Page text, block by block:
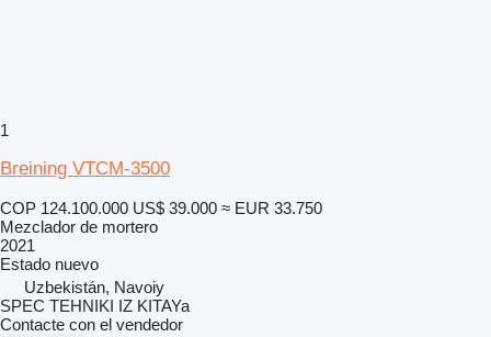
1
Breining VTCM-3500
COP 124.100.000 US$ 39.000 ≈ EUR 33.750
Mezclador de mortero
2021
Estado nuevo
Uzbekistán, Navoiy
SPEC TEHNIKI IZ KITAYa
Contacte con el vendedor